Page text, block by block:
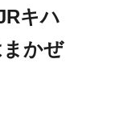
キハ
かぜ